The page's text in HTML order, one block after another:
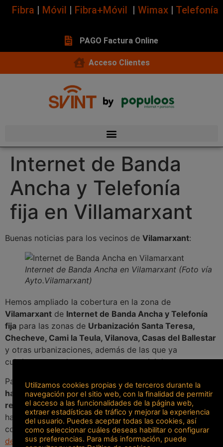
Fibra | Móvil | Fibra+Móvil | Wimax | Telefonía
PAGO Factura Online
Acceso Clientes
Internet de Banda
Ancha y Telefonía
fija en Villamarxant
Buenas noticias para los vecinos de Vilamarxant:
Internet de Banda Ancha en Vilamarxant (Foto vía
Ayto.Vilamarxant)
Hemos ampliado la cobertura en la zona de
Vilamarxant de Internet de Banda Ancha y Telefonía
fija para las zonas de Urbanización Santa Teresa,
Checheve, Cami la Teula, Vilanova, Casas del Ballestar
y otras urbanizaciones, además de las que ya
cubriamos anteriormente en este municipio.
Para los vecinos que estén interesados en disponer de
hasta 8 Mb de bajada reales y 2 Mb de subida también
reales, así comotelefonía fija con tarifas planasde
hasta 1.000 minutos a destinos fijos nacionales pueden
contactar con nosotros a través de nuestro formulario
de contacto, enviado un emai aaltas@svint.neto
Utilizamos cookies propias y de terceros durante la
navegación por el sitio web, con la finalidad de permitir
el acceso a las funcionalidades de la página web,
extraer estadísticas de tráfico y mejorar la experiencia
del usuario. Puedes aceptar todas las cookies, así
como seleccionar cuáles deseas habilitar o configurar
sus preferencias. Para más información, puede